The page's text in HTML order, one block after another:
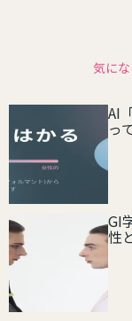
気に
AI
っ
GI
性